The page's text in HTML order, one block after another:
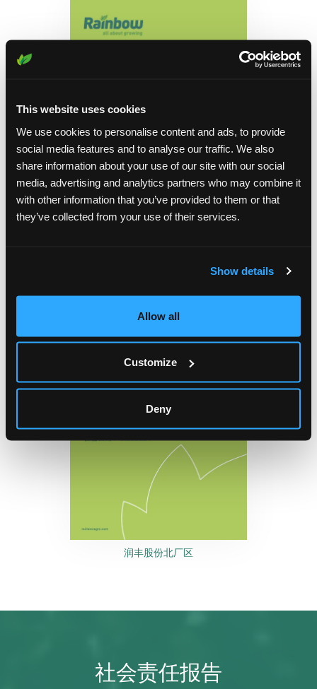
This website uses cookies
We use cookies to personalise content and ads, to provide
social media features and to analyse our traffic. We also
share information about your use of our site with our social
media, advertising and analytics partners who may combine it
with other information that you’ve provided to them or that
they’ve collected from your use of their services.
Show details
Allow all
Customize
Deny
润丰股份北厂区
社会责任报告